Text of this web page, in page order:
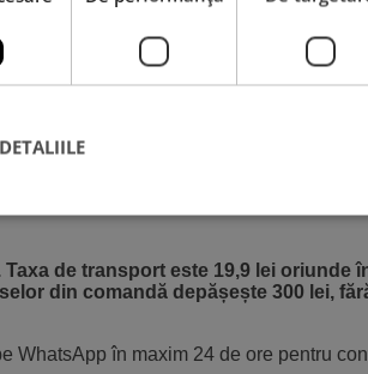
pe tablou, indicat este să alegi
de ecran,și mai ales fotografiile care
posibilitatea ca acestea să fie pixelate,
originală. Verifică cu atenție calitatea
Nu ne asumăm răspunderea
de transport este 19,9 lei oriunde
din comandă depășește 300 lei,
WhatsApp în maxim 24 de ore pentru